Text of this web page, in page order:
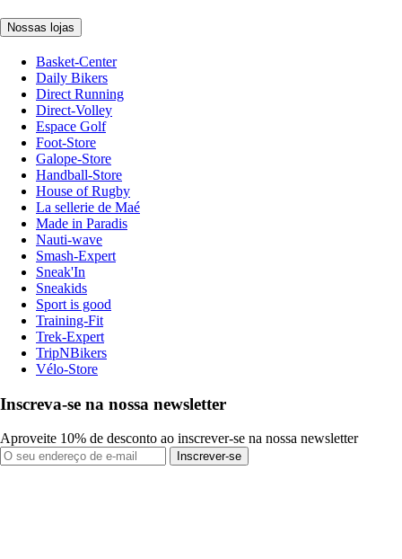
Nossas lojas
Basket-Center
Daily Bikers
Direct Running
Direct-Volley
Espace Golf
Foot-Store
Galope-Store
Handball-Store
House of Rugby
La sellerie de Maé
Made in Paradis
Nauti-wave
Smash-Expert
Sneak'In
Sneakids
Sport is good
Training-Fit
Trek-Expert
TripNBikers
Vélo-Store
Inscreva-se na nossa newsletter
Aproveite 10% de desconto ao inscrever-se na nossa newsletter
Inscrever-se